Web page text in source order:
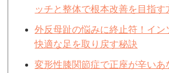
ッチと整体で根本改善を目指す
外反母趾の悩みに終止符！イン
快適な足を取り戻す秘訣
変形性膝関節症で正座が辛いあ